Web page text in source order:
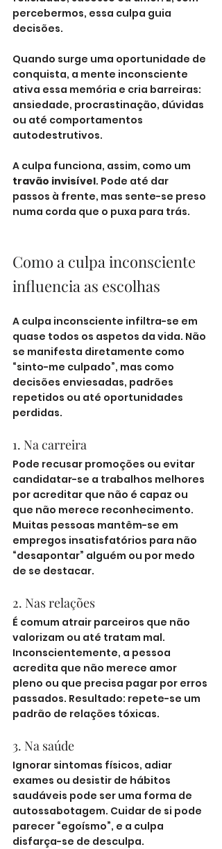
percebermos, essa culpa guia
decisões.
Quando surge uma oportunidade de
conquista, a mente inconsciente
ativa essa memória e cria barreiras:
ansiedade, procrastinação, dúvidas
ou até comportamentos
autodestrutivos.
A culpa funciona, assim, como um
travão invisível. Pode até dar
passos à frente, mas sente-se preso
numa corda que o puxa para trás.
Como a culpa inconsciente
influencia as escolhas
A culpa inconsciente infiltra-se em
quase todos os aspetos da vida. Não
se manifesta diretamente como
“sinto-me culpado”, mas como
decisões enviesadas, padrões
repetidos ou até oportunidades
perdidas.
1. Na carreira
Pode recusar promoções ou evitar
candidatar-se a trabalhos melhores
por acreditar que não é capaz ou
que não merece reconhecimento.
Muitas pessoas mantêm-se em
empregos insatisfatórios para não
“desapontar” alguém ou por medo
de se destacar.
2. Nas relações
É comum atrair parceiros que não
valorizam ou até tratam mal.
Inconscientemente, a pessoa
acredita que não merece amor
pleno ou que precisa pagar por erros
passados. Resultado: repete-se um
padrão de relações tóxicas.
3. Na saúde
Ignorar sintomas físicos, adiar
exames ou desistir de hábitos
saudáveis pode ser uma forma de
autossabotagem. Cuidar de si pode
parecer “egoísmo”, e a culpa
disfarça-se de desculpa.